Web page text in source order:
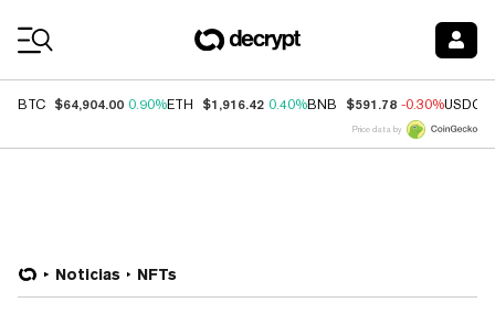
BTC $64,904.00 0.90%ETH $1,916.42 0.40%BNB $591.78 -0.30%USDC
Price data by
Noticias NFTs